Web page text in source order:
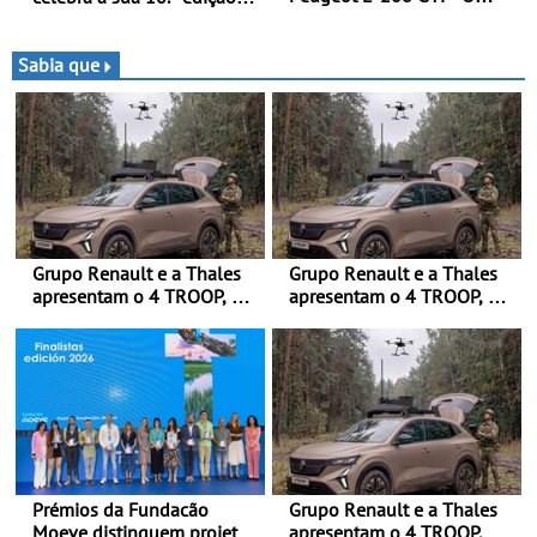
Sabia que
Grupo Renault e a Thales
apresentam o 4 TROOP, um
para futuras missões das
forças terrestres
Grupo Renault e a Thales
apresentam o 4 TROOP, um
para futuras missões das
forças terrestres
Prémios da Fundacão
Moeve distinguem projeto
Grupo Renault e a Thales
apresentam o 4 TROOP, um